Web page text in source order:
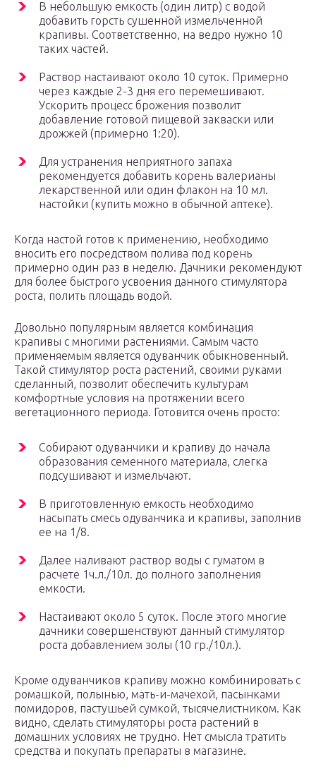
В небольшую емкость (один литр) с водой
добавить горсть сушенной измельченной
крапивы. Соответственно, на ведро нужно 10
таких частей.
Раствор настаивают около 10 суток. Примерно
через каждые 2-3 дня его перемешивают.
Ускорить процесс брожения позволит
добавление готовой пищевой закваски или
дрожжей (примерно 1:20).
Для устранения неприятного запаха
рекомендуется добавить корень валерианы
лекарственной или один флакон на 10 мл.
настойки (купить можно в обычной аптеке).
Когда настой готов к применению, необходимо
вносить его посредством полива под корень
примерно один раз в неделю. Дачники рекомендуют
для более быстрого усвоения данного стимулятора
роста, полить площадь водой.
Довольно популярным является комбинация
крапивы с многими растениями. Самым часто
применяемым является одуванчик обыкновенный.
Такой стимулятор роста растений, своими руками
сделанный, позволит обеспечить культурам
комфортные условия на протяжении всего
вегетационного периода. Готовится очень просто:
Собирают одуванчики и крапиву до начала
образования семенного материала, слегка
подсушивают и измельчают.
В приготовленную емкость необходимо
насыпать смесь одуванчика и крапивы, заполнив
ее на 1/8.
Далее наливают раствор воды с гуматом в
расчете 1ч.л./10л. до полного заполнения
емкости.
Настаивают около 5 суток. После этого многие
дачники совершенствуют данный стимулятор
роста добавлением золы (10 гр./10л.).
Кроме одуванчиков крапиву можно комбинировать с
ромашкой, полынью, мать-и-мачехой, пасынками
помидоров, пастушьей сумкой, тысячелистником. Как
видно, сделать стимуляторы роста растений в
домашних условиях не трудно. Нет смысла тратить
средства и покупать препараты в магазине.